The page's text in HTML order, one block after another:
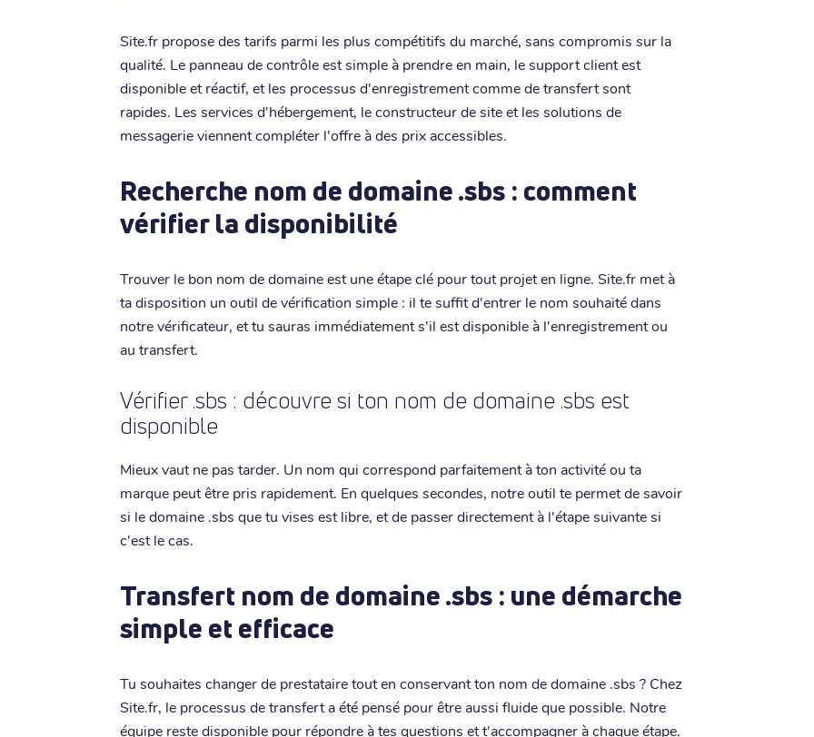
Site.fr propose des tarifs parmi les plus compétitifs du marché, sans compromis sur la
qualité. Le panneau de contrôle est simple à prendre en main, le support client est
disponible et réactif, et les processus d'enregistrement comme de transfert sont
rapides. Les services d'hébergement, le constructeur de site et les solutions de
messagerie viennent compléter l'offre à des prix accessibles.
Recherche nom de domaine .sbs : comment
vérifier la disponibilité
Trouver le bon nom de domaine est une étape clé pour tout projet en ligne. Site.fr met à
ta disposition un outil de vérification simple : il te suffit d'entrer le nom souhaité dans
notre vérificateur, et tu sauras immédiatement s'il est disponible à l'enregistrement ou
au transfert.
Vérifier .sbs : découvre si ton nom de domaine .sbs est
disponible
Mieux vaut ne pas tarder. Un nom qui correspond parfaitement à ton activité ou ta
marque peut être pris rapidement. En quelques secondes, notre outil te permet de savoir
si le domaine .sbs que tu vises est libre, et de passer directement à l'étape suivante si
c'est le cas.
Transfert nom de domaine .sbs : une démarche
simple et efficace
Tu souhaites changer de prestataire tout en conservant ton nom de domaine .sbs ? Chez
Site.fr, le processus de transfert a été pensé pour être aussi fluide que possible. Notre
équipe reste disponible pour répondre à tes questions et t'accompagner à chaque étape.